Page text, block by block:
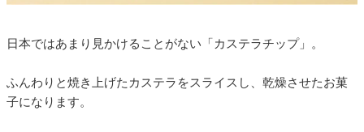
日本ではあまり見かけることがない「カステラチップ」。
ふんわりと焼き上げたカステラをスライスし、乾燥させたお菓
子になります。